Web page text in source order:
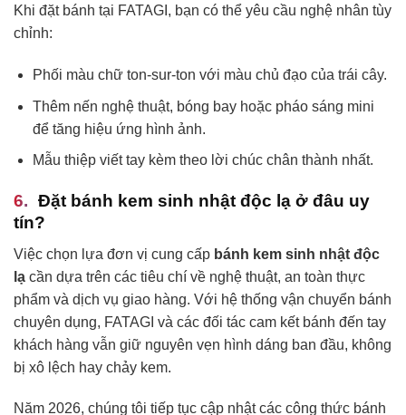
Khi đặt bánh tại FATAGI, bạn có thể yêu cầu nghệ nhân tùy
chỉnh:
Phối màu chữ ton-sur-ton với màu chủ đạo của trái cây.
Thêm nến nghệ thuật, bóng bay hoặc pháo sáng mini
để tăng hiệu ứng hình ảnh.
Mẫu thiệp viết tay kèm theo lời chúc chân thành nhất.
Đặt bánh kem sinh nhật độc lạ ở đâu uy
tín?
Việc chọn lựa đơn vị cung cấp bánh kem sinh nhật độc
lạ cần dựa trên các tiêu chí về nghệ thuật, an toàn thực
phẩm và dịch vụ giao hàng. Với hệ thống vận chuyển bánh
chuyên dụng, FATAGI và các đối tác cam kết bánh đến tay
khách hàng vẫn giữ nguyên vẹn hình dáng ban đầu, không
bị xô lệch hay chảy kem.
Năm 2026, chúng tôi tiếp tục cập nhật các công thức bánh